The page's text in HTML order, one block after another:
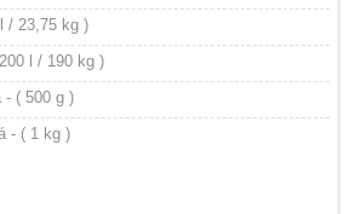
/ 23,75 kg )
l / 190 kg )
- ( 500 g )
- ( 1 kg )